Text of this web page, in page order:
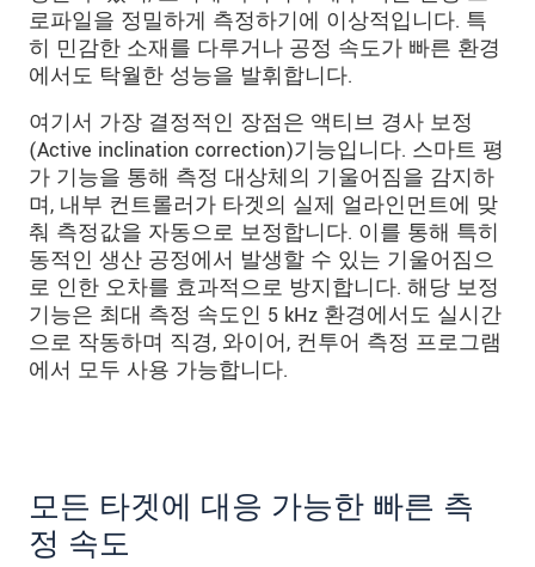
로파일을 정밀하게 측정하기에 이상적입니다. 특
히 민감한 소재를 다루거나 공정 속도가 빠른 환경
에서도 탁월한 성능을 발휘합니다.
여기서 가장 결정적인 장점은 액티브 경사 보정
(Active inclination correction)기능입니다. 스마트 평
가 기능을 통해 측정 대상체의 기울어짐을 감지하
며, 내부 컨트롤러가 타겟의 실제 얼라인먼트에 맞
춰 측정값을 자동으로 보정합니다. 이를 통해 특히
동적인 생산 공정에서 발생할 수 있는 기울어짐으
로 인한 오차를 효과적으로 방지합니다. 해당 보정
기능은 최대 측정 속도인 5 kHz 환경에서도 실시간
으로 작동하며 직경, 와이어, 컨투어 측정 프로그램
에서 모두 사용 가능합니다.
모든 타겟에 대응 가능한 빠른 측
정 속도